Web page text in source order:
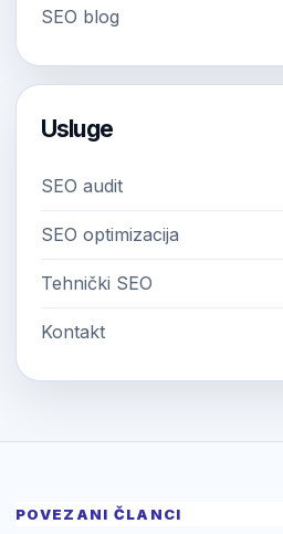
SEO blog
Usluge
SEO audit
SEO optimizacija
Tehnički SEO
Kontakt
POVEZANI ČLANCI